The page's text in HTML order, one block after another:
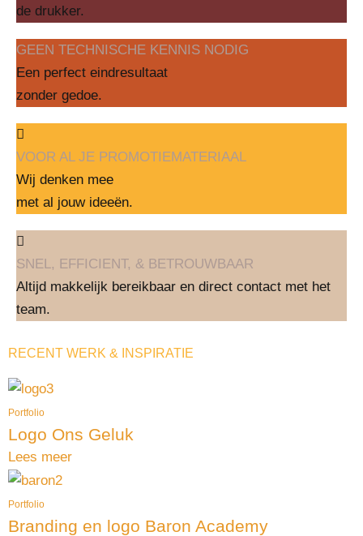
de drukker.
GEEN TECHNISCHE KENNIS NODIG
Een perfect eindresultaat
zonder gedoe.
VOOR AL JE PROMOTIEMATERIAAL
Wij denken mee
met al jouw ideeën.
SNEL, EFFICIENT, & BETROUWBAAR
Altijd makkelijk bereikbaar en direct contact met het
team.
RECENT WERK & INSPIRATIE
Portfolio
Logo Ons Geluk
Lees meer
Portfolio
Branding en logo Baron Academy